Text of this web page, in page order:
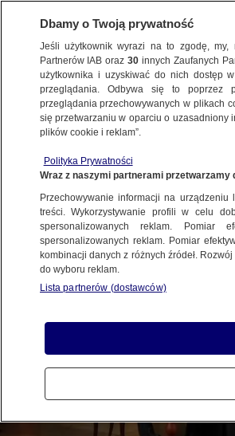
POLSKA
nie do obrony, ale papież
mylić
12.09.2023, 20:44
Udostępnij
Dbamy o Twoją prywatność
Jeśli użytkownik wyrazi na to zgodę,
Partnerów IAB oraz30 innych Zaufanych
użytkownika i uzyskiwać do nich dostęp
przeglądania. Odbywa się to poprzez
przeglądania przechowywanych w plikach
się przetwarzaniu w oparciu o uzasadniony
plików cookie i reklam”.
Polityka Prywatności
Wraz z naszymi partnerami przetwarzamy
Przechowywanie informacji na
treści. Wykorzystywanie profili w celu
spersonalizowanych reklam. Pomiar
spersonalizowanych reklam. Pomiar
kombinacji danych z różnych źródeł.
do wyboru reklam.
Lista partnerów (dostawców)